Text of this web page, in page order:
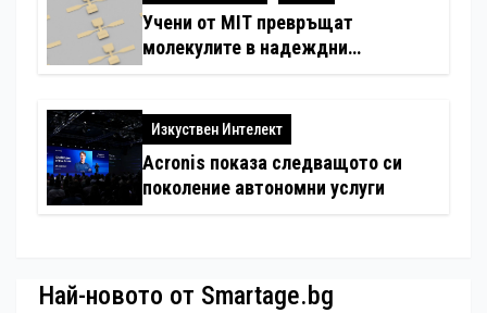
Учени от MIT превръщат
молекулите в надеждни
Изкуствен Интелект
Acronis показа следващото си
поколение автономни услуги
Най-новото от Smartage.bg